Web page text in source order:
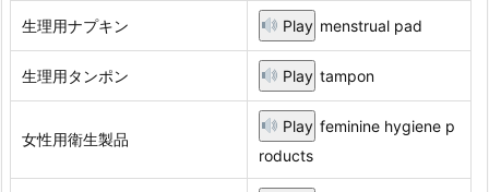
生理用ナプキン Play menstrual pad
生理用タンポン Play tampon
女性用衛生製品
Play feminine hygiene p
roducts